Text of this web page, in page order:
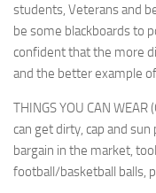
students, Veterans and
be some blackboards to
confident that the more
and the better example
THINGS YOU CAN
can get dirty, cap and
bargain in the market,
football/basketball balls,